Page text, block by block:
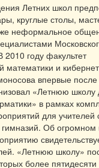
Летних школ
круглые столы,
неформальное
2010 году факультет
математики и
впервые после
«Летнюю школу
в рамках
для учителей
Об огромном
«Летнюю школу»
более пятидесяти